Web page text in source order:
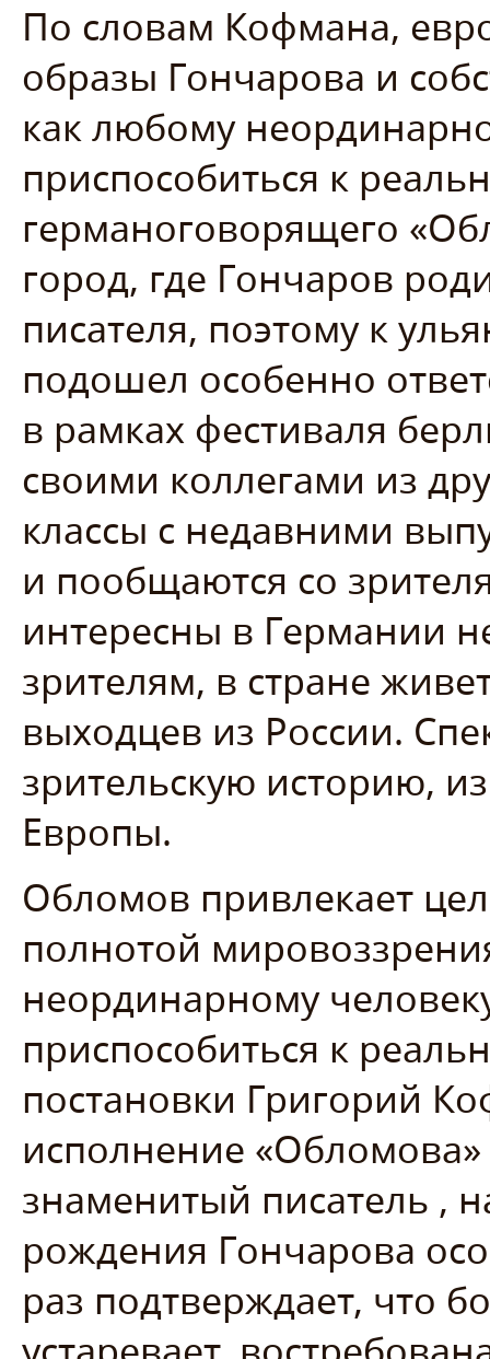
По словам Кофмана,
образы Гончарова и
как любому
приспособиться к
германоговорящего
город, где Гончаров
писателя, поэтому к
подошел особенно
в рамках фестиваля
своими коллегами из
классы с недавними
и пообщаются со
интересны в Германии
зрителям, в стране
выходцев из России.
зрительскую историю,
Европы.
Обломов привлекает
полнотой
неординарному
приспособиться к
постановки Григорий
исполнение «Обломова»
знаменитый писатель ,
рождения Гончарова
раз подтверждает, что